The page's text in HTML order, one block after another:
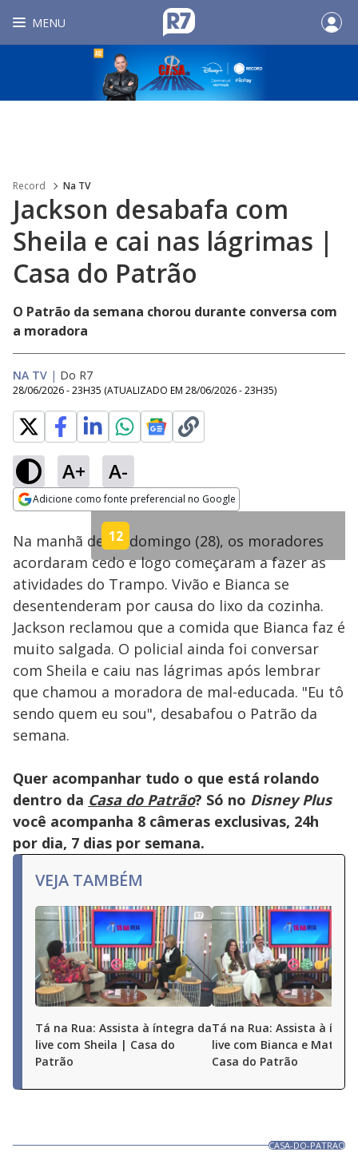
MENU
Record Na TV
Jackson desabafa com
Sheila e cai nas lágrimas |
Casa do Patrão
O Patrão da semana chorou durante conversa com
a moradora
NA TV | Do R7
28/06/2026 - 23H35 (ATUALIZADO EM 28/06/2026 - 23H35)
A+ A-
Adicione como fonte preferencial no Google
Opens in new window
12
Ativar
Loaded:
8.33%
Na manhã deste domingo (28), os moradores
acordaram cedo e logo começaram a fazer as
atividades do Trampo. Vivão e Bianca se
desentenderam por causa do lixo da cozinha.
Jackson reclamou que a comida que Bianca faz é
muito salgada. O policial ainda foi conversar
com Sheila e caiu nas lágrimas após lembrar
que chamou a moradora de mal-educada. "Eu tô
sendo quem eu sou", desabafou o Patrão da
semana.
Quer acompanhar tudo o que está rolando
dentro da Casa do Patrão? Só no Disney Plus
você acompanha 8 câmeras exclusivas, 24h
por dia, 7 dias por semana.
VEJA TAMBÉM
Tá na Rua: Assista à íntegra da
live com Sheila | Casa do
Patrão
Tá na Rua: Assista à
live com Bianca e
Casa do Patrão
CASA-DO-PATRAO